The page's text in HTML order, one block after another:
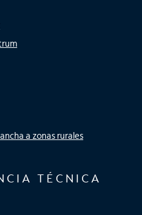
a zonas rurales
TÉCNICA